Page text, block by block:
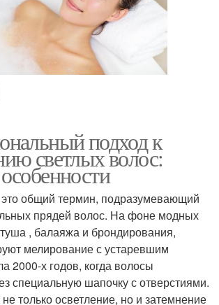
подход к
светлых волос:
общий термин, подразумевающий
прядей волос. На фоне модных
, балаяжа и брондирования,
мелирование с устаревшим
2000-х годов, когда волосы
специальную шапочку с отверстиями.
только осветление, но и затемнение